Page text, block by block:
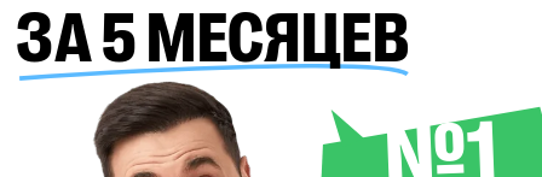
ЗА 5 МЕСЯЦЕВ
№1